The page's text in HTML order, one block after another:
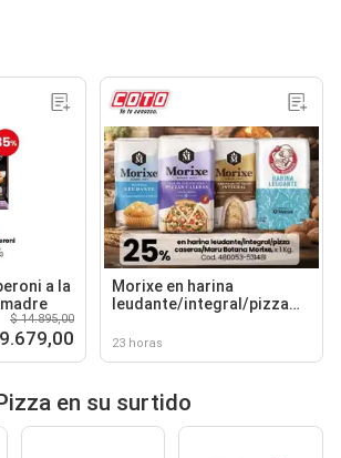
a la
$ 14.895,00
Morixe en harina
leudante/integral/pizza
23 horas
en su surtido